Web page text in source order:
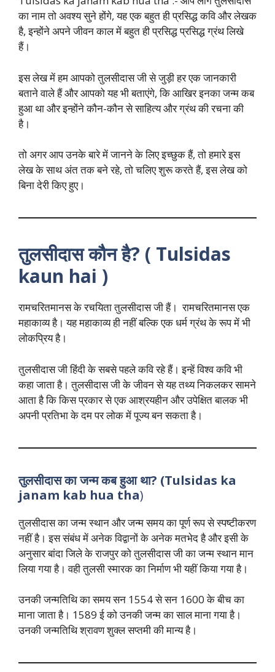
का नाम तो अवश्य सुने होंगे, यह एक बहुत ही प्रसिद्ध कवि और लेखक
है, इन्होंने अपने जीवन काल में बहुत ही प्रसिद्ध प्रसिद्ध ग्रंथ लिखे
हैं।
इस लेख में हम आपको तुलसीदास जी से जुड़ी हर एक जानकारी
बताने वाले हैं और आपको यह भी बताएंगे, कि आखिर इनका जन्म कब
हुआ था और इन्होंने कौन-कौन से साहित्य और ग्रंथ की रचना की
है।
तो अगर आप उनके बारे में जानने के लिए इच्छुक हैं, तो हमारे इस
लेख के साथ अंत तक बने रहे, तो चलिए शुरू करते हैं, इस लेख को
बिना देरी किए हुए।
तुलसीदास कौन है? ( Tulsidas
kaun hai )
रामचरितमानस के रचयिता तुलसीदास जी हैं। रामचरितमानस एक
महाकाव्य है। यह महाकाव्य ही नहीं बल्कि एक धर्म ग्रंथ के रूप में भी
लोकप्रिय है।
तुलसीदास जी हिंदी के सबसे पहले कवि रहे हैं। इन्हें विश्व कवि भी
कहा जाता है। तुलसीदास जी के जीवन से यह तथ्य निकलकर सामने
आता है कि किस प्रकार से एक आश्रयहीन और उपेक्षित बालक भी
अपनी प्रतिभा के दम पर लोक में पूज्य बन सकता है।
तुलसीदास का जन्म कब हुआ था? (Tulsidas ka
janam kab hua tha)
तुलसीदास का जन्म स्थान और जन्म समय का पूर्ण रूप से स्पष्टीकरण
नहीं है। इस संबंध में अनेक विद्वानों के अनेक मतभेद है और इसी के
अनुसार बांदा जिले के राजपुर को तुलसीदास जी का जन्म स्थान मान
लिया गया है। वही तुलसी स्मारक का निर्माण भी यहीं किया गया है।
उनकी जन्मतिथि का समय सन 1554 से सन 1600 के बीच का
माना जाता है। 1589 ई को उनकी जन्म का साल माना गया है।
उनकी जन्मतिथि श्रावण शुक्ल सप्तमी की मान्य है।